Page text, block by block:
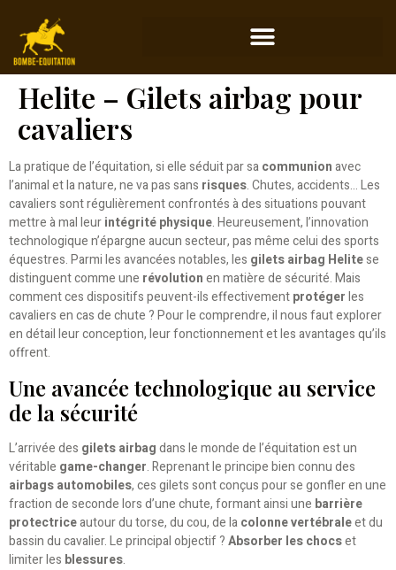
Helite – Gilets airbag pour
cavaliers
La pratique de l’équitation, si elle séduit par sacommunionavec
l’animal et la nature, ne va pas sans risques. Chutes, accidents… Les
cavaliers sont régulièrement confrontés à des situations pouvant
mettre à mal leurintégrité physique. Heureusement, l’innovation
technologique n’épargne aucun secteur, pas même celui des sports
équestres. Parmi les avancées notables, les gilets airbag Helitese
distinguent comme une révolutionen matière de sécurité. Mais
comment ces dispositifs peuvent-ils effectivementprotégerles
cavaliers en cas de chute ? Pour le comprendre, il nous faut explorer
en détail leur conception, leur fonctionnement et les avantages qu’ils
offrent.
Une avancée technologique au service
de la sécurité
L’arrivée des gilets airbagdans le monde de l’équitation est un
véritable game-changer. Reprenant le principe bien connu des
airbags automobiles, ces gilets sont conçus pour se gonfler en une
fraction de seconde lors d’une chute, formant ainsi une barrière
protectriceautour du torse, du cou, de lacolonne vertébraleet du
bassin du cavalier. Le principal objectif ?Absorber les chocset
limiter les blessures.